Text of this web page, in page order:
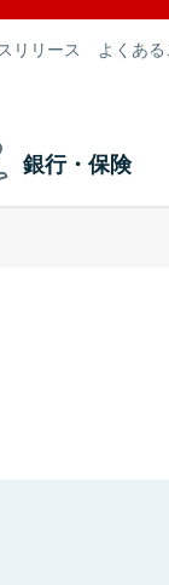
リリース よくあ
銀行・保険